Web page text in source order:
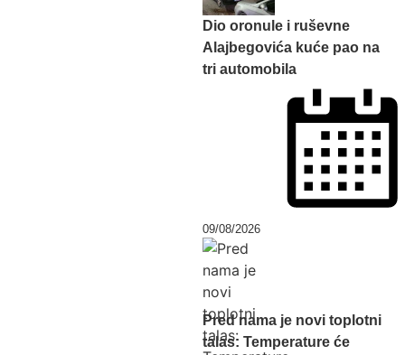
Dio oronule i ruševne
Alajbegovića kuće pao na
tri automobila
09/08/2026
Pred nama je novi toplotni
talas: Temperature će